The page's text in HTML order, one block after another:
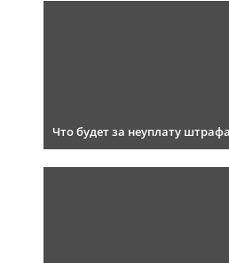
Что будет за неуплату